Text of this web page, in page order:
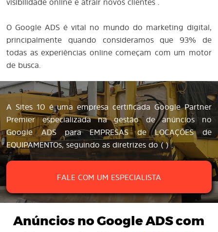
O Google ADS é vital no mundo do marketing digital,
principalmente quando consideramos que 93% de
todas as experiências online começam com um motor
de busca.
A Sites 10 é uma empresa certificada Google Partner
Premier especializada na gestão de anúncios no
Google ADS para EMPRESAS de LOCAÇÕES de
EQUIPAMENTOs, seguindo as diretrizes do ( ) .
FALE COM UM ESPECIALISTA
Anúncios no Google ADS com